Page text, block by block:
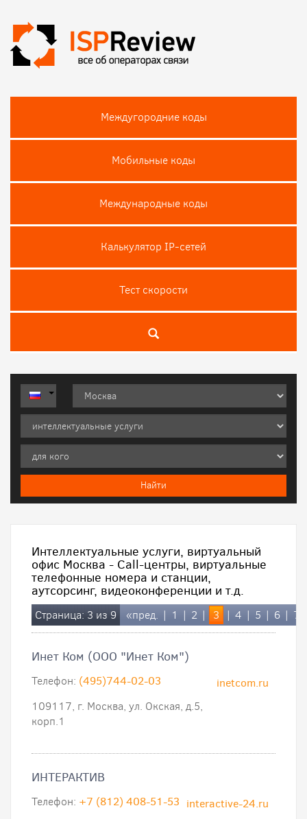
Междугородние коды
Мобильные коды
Международные коды
Калькулятор IP-сетей
Тест скороcти
Интеллектуальные услуги, виртуальный
офис Москва - Call-центры, виртуальные
телефонные номера и станции,
аутсорсинг, видеоконференции и т.д.
Страница: 3 из 9 «пред. | 1 | 2 | 3 | 4 | 5 | 6 | 7
Инет Ком (ООО "Инет Ком")
inetcom.ru
Телефон: (495)744-02-03
109117, г. Москва, ул. Окская, д.5,
корп.1
ИНТЕРАКТИВ
interactive-24.ru
Телефон: +7 (812) 408-51-53